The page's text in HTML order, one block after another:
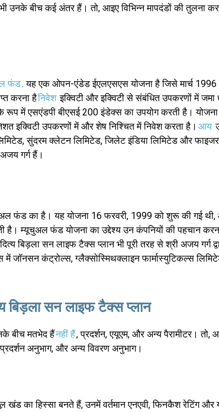
बीच कई अंतर हैं। तो, आइए विभिन्न मापदंडों की तुलना
फंड. यह एक ओपन-एंडेड ईएलएसएस योजना है जिसे मार्च 1996
करना हैनिवेश इक्विटी और इक्विटी से संबंधित उपकरणों में
रूप में एसएंडपी बीएसई 200 इंडेक्स का उपयोग करती है। योजना
इक्विटी उपकरणों में और शेष निश्चित में निवेश करता है। आय
सुंदरम क्लेटन लिमिटेड, जिलेट इंडिया लिमिटेड और
गर्ग हैं।
फंड का है। यह योजना 16 फरवरी, 1999 को शुरू की गई थी,
है। म्यूचुअल फंड योजना का उद्देश्य उन कंपनियों की पहचान
बिड़ला सन लाइफ टैक्स प्लान भी पूरी तरह से श्री अजय गर्ग
जॉनसन कंट्रोल्स, ग्लैक्सोस्मिथक्लाइन फार्मास्युटिकल्स
बिड़ला सन लाइफ टैक्स प्लान
बीच मतभेद हैंनहीं हैं, प्रदर्शन, एयूएम, और अन्य पैरामीटर। तो,
अनुभाग, और अन्य विवरण अनुभाग।
का हिस्सा बनते हैं, उनमें वर्तमान एनएवी, फिनकैश रेटिंग